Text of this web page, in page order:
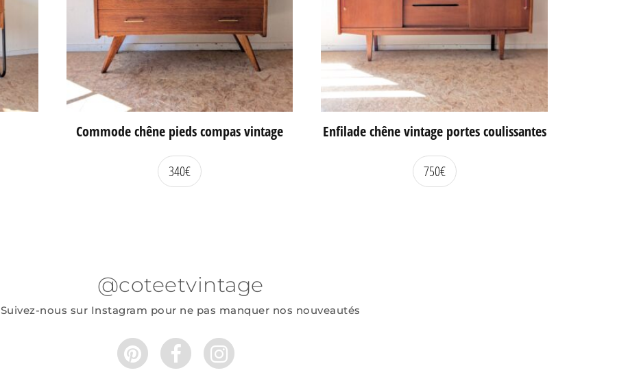
Commode chêne pieds compas vintage
340€
Enfilade chêne vintage portes coulissantes
750€
@coteetvintage
Suivez-nous sur Instagram pour ne pas manquer nos nouveautés